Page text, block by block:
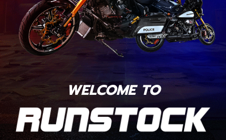
WELCOME TO